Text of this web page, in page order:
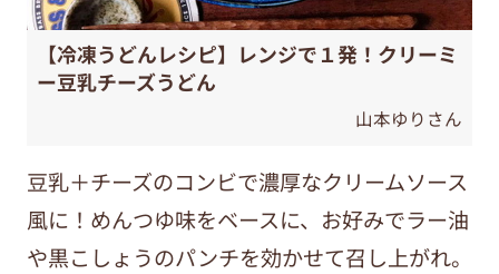
【冷凍うどんレシピ】レンジで１発！クリーミ
ー豆乳チーズうどん
山本ゆりさん
豆乳＋チーズのコンビで濃厚なクリームソース
風に！めんつゆ味をベースに、お好みでラー油
や黒こしょうのパンチを効かせて召し上がれ。